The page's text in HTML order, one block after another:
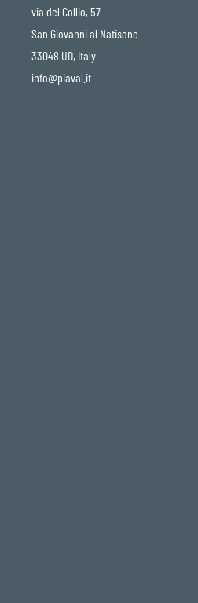
via del Collio, 57
San Giovanni al Natisone
33048 UD, Italy
info@piaval.it